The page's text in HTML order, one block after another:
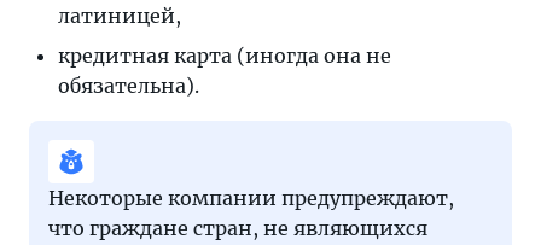
латиницей,
кредитная карта (иногда она не
обязательна).
Некоторые компании предупреждают,
что граждане стран, не являющихся